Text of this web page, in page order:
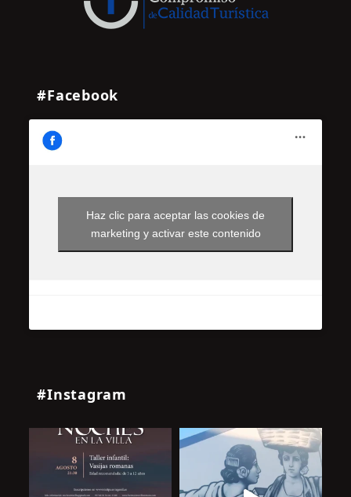
#Facebook
Haz clic para aceptar las cookies de
marketing y activar este contenido
#Instagram